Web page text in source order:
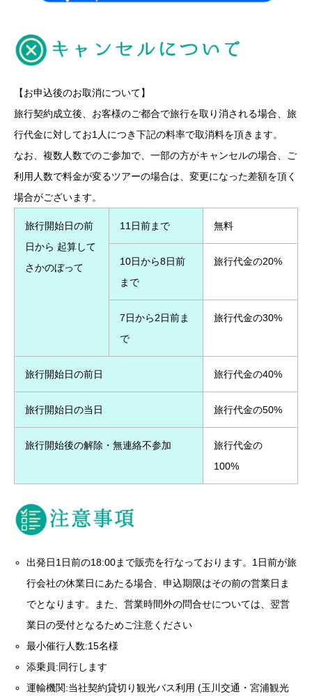
【お申込後のお取消について】
旅行契約成立後、お客様のご都合で旅行を取り消される場合、旅
行代金に対してお1人につき下記の料率で取消料を頂きます。
なお、複数人数でのご参加で、一部の方がキャンセルの場合、ご
利用人数で料金が変るツアーの場合は、変更になった差額を頂く
場合がございます。
旅行開始日の前
日から 起算して
さかのぼって
11日前まで 無料
10日から8日前
まで
旅行代金の20%
7日から2日前ま
で
旅行代金の30%
旅行開始日の前日 旅行代金の40%
旅行開始日の当日 旅行代金の50%
旅行開始後の解除・無連絡不参加
旅行代金の
100%
出発日1日前の18:00まで販売を行なっております。1日前が旅
行会社の休業日にあたる場合、申込期限はその前の営業日ま
でとなります。また、営業時間外の問合せについては、翌営
業日の受付となるためご注意ください
最小催行人数:15名様
添乗員:同行します
運輸機関:当社契約貸切り観光バス利用 (玉川交通・宮浦観光